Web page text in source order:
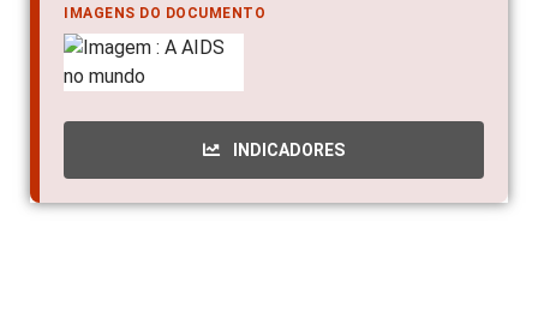
IMAGENS DO DOCUMENTO
INDICADORES